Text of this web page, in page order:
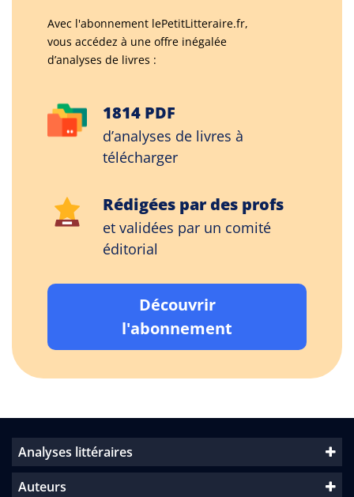
Avec l'abonnement lePetitLitteraire.fr,
vous accédez à une offre inégalée
d’analyses de livres :
1814 PDF
d’analyses de livres à
télécharger
Rédigées par des profs
et validées par un comité
éditorial
Découvrir
l'abonnement
Analyses littéraires
Auteurs